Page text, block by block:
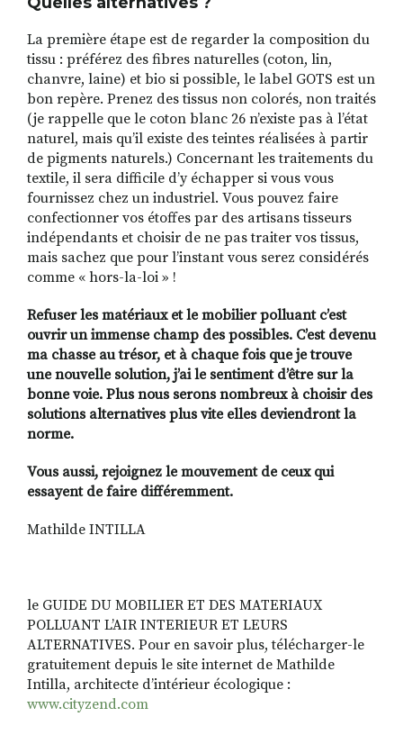
La première étape est de regarder la composition du
tissu : préférez des fibres naturelles (coton, lin,
chanvre, laine) et bio si possible, le label GOTS est un
bon repère. Prenez des tissus non colorés, non traités
(je rappelle que le coton blanc 26 n’existe pas à l’état
naturel, mais qu’il existe des teintes réalisées à partir
de pigments naturels.) Concernant les traitements du
textile, il sera difficile d’y échapper si vous vous
fournissez chez un industriel. Vous pouvez faire
confectionner vos étoffes par des artisans tisseurs
indépendants et choisir de ne pas traiter vos tissus,
mais sachez que pour l’instant vous serez considérés
comme « hors-la-loi » !
Refuser les matériaux et le mobilier polluant c’est
ouvrir un immense champ des possibles. C’est devenu
ma chasse au trésor, et à chaque fois que je trouve
une nouvelle solution, j’ai le sentiment d’être sur la
bonne voie. Plus nous serons nombreux à choisir des
solutions alternatives plus vite elles deviendront la
norme.
Vous aussi, rejoignez le mouvement de ceux qui
essayent de faire différemment.
Mathilde INTILLA
le GUIDE DU MOBILIER ET DES MATERIAUX
POLLUANT L’AIR INTERIEUR ET LEURS
ALTERNATIVES. Pour en savoir plus, télécharger-le
gratuitement depuis le site internet de Mathilde
Intilla, architecte d’intérieur écologique :
www.cityzend.com